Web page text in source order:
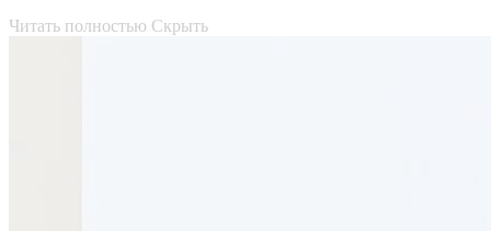
Читать полностью Скрыть